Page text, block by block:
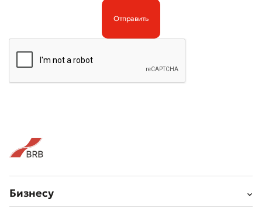
Отправить
* Все поля обязательны для заполнения
Бизнесу